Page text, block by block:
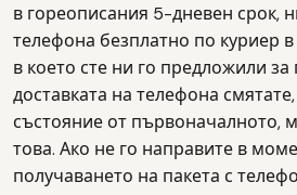
в гореописания 5-дневен срок,
телефона безплатно по куриер
в което сте ни го предложили
доставката на телефона
състояние от първоначалното,
това. Ако не го направите в
получаването на пакета с